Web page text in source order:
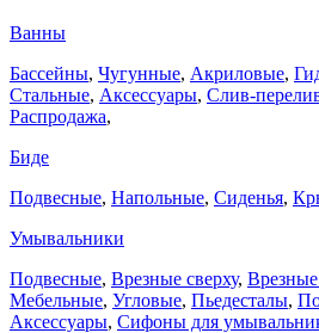
Ванны
Бассейны, Чугунные, Акриловые,
Стальные, Аксессуары, Слив-
Распродажа,
Биде
Подвесные, Напольные, Сиденья,
Умывальники
Подвесные, Врезные сверху, Врезные
Мебельные, Угловые, Пьедесталы,
Аксессуары, Сифоны для